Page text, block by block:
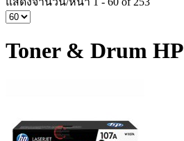
Toner & Drum HP